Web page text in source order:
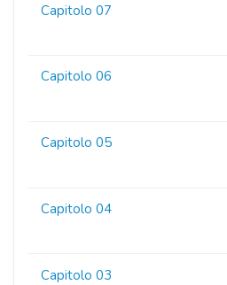
Capitolo 07
Capitolo 06
Capitolo 05
Capitolo 04
Capitolo 03